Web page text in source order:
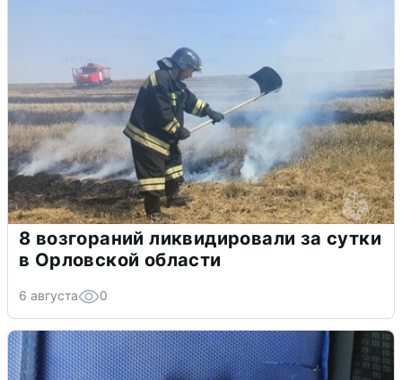
8 возгораний ликвидировали за сутки
в Орловской области
6 августа 0